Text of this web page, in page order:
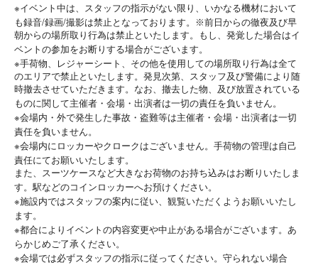
※イベント中は、スタッフの指示がない限り、いかなる機材において
も録音/録画/撮影は禁止となっております。※前日からの徹夜及び早
朝からの場所取り行為は禁止といたします。もし、発覚した場合はイ
ベントの参加をお断りする場合がございます。
※手荷物、レジャーシート、その他を使用しての場所取り行為は全て
のエリアで禁止といたします。発見次第、スタッフ及び警備により随
時撤去させていただきます。なお、撤去した物、及び放置されている
ものに関して主催者・会場・出演者は一切の責任を負いません。
※会場内・外で発生した事故・盗難等は主催者・会場・出演者は一切
責任を負いません。
※会場内にロッカーやクロークはございません。手荷物の管理は自己
責任にてお願いいたします。
また、スーツケースなど大きなお荷物のお持ち込みはお断りいたしま
す。駅などのコインロッカーへお預けください。
※施設内ではスタッフの案内に従い、観覧いただくようお願いいたし
ます。
※都合によりイベントの内容変更や中止がある場合がございます。あ
らかじめご了承ください。
※会場では必ずスタッフの指示に従ってください。守られない場合